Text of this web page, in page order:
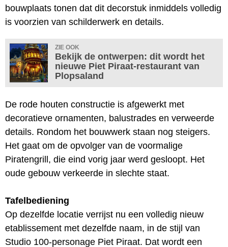
bouwplaats tonen dat dit decorstuk inmiddels volledig
is voorzien van schilderwerk en details.
ZIE OOK
Bekijk de ontwerpen: dit wordt het
nieuwe Piet Piraat-restaurant van
Plopsaland
De rode houten constructie is afgewerkt met
decoratieve ornamenten, balustrades en verweerde
details. Rondom het bouwwerk staan nog steigers.
Het gaat om de opvolger van de voormalige
Piratengrill, die eind vorig jaar werd gesloopt. Het
oude gebouw verkeerde in slechte staat.
Tafelbediening
Op dezelfde locatie verrijst nu een volledig nieuw
etablissement met dezelfde naam, in de stijl van
Studio 100-personage Piet Piraat. Dat wordt een